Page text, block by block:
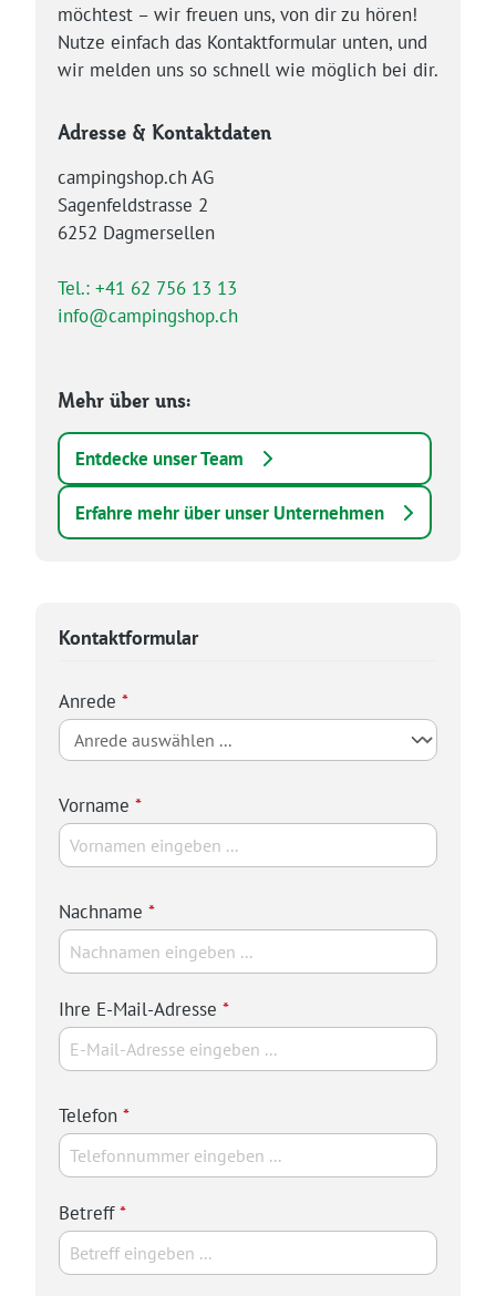
möchtest – wir freuen uns, von dir zu hören!
Nutze einfach das Kontaktformular unten, und
wir melden uns so schnell wie möglich bei dir.
Adresse & Kontaktdaten
campingshop.ch AG
Sagenfeldstrasse 2
6252 Dagmersellen
Tel.: +41 62 756 13 13
info@campingshop.ch
Mehr über uns:
Entdecke unser Team
Erfahre mehr über unser Unternehmen
Kontaktformular
Anrede *
Vorname *
Nachname *
Ihre E-Mail-Adresse *
Telefon *
Betreff*